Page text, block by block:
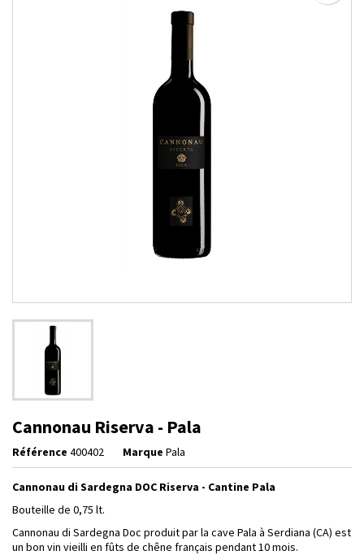
Cannonau Riserva - Pala
Référence 400402 Marque Pala
Cannonau di Sardegna DOC Riserva - Cantine Pala
Bouteille de 0,75 lt.
Cannonau di Sardegna Doc produit par la cave Pala à Serdiana (CA) est
un bon vin vieilli en fûts de chêne français pendant 10 mois.